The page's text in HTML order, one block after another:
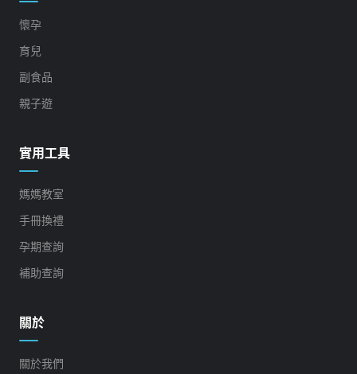
懷孕
育兒
副食品
親子遊
實用工具
媽媽教室
手冊換禮
孕期查詢
補助查詢
關於
關於我們